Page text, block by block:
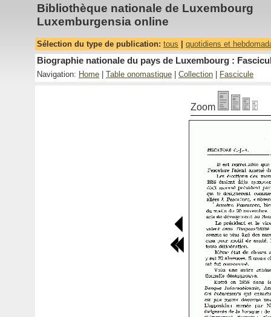
Bibliothèque nationale de Luxembourg
Luxemburgensia online
Sélection du type de publication: tous quotidiens et
Biographie nationale du pays de Luxembourg :
Navigation: Home Table onomastique Collection Fascicule
Zoom